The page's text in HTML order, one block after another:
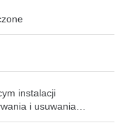
instalacji
i usuwania
i zagrożeń,
Chociaż Stinger